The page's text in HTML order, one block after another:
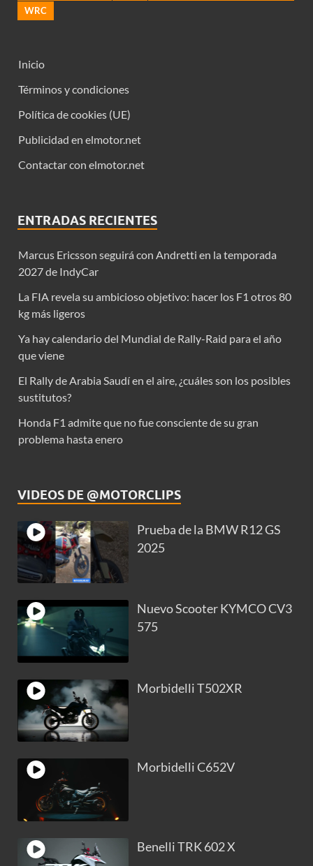
WRC
Inicio
Términos y condiciones
Política de cookies (UE)
Publicidad en elmotor.net
Contactar con elmotor.net
ENTRADAS RECIENTES
Marcus Ericsson seguirá con Andretti en la temporada
2027 de IndyCar
La FIA revela su ambicioso objetivo: hacer los F1 otros 80
kg más ligeros
Ya hay calendario del Mundial de Rally-Raid para el año
que viene
El Rally de Arabia Saudí en el aire, ¿cuáles son los posibles
sustitutos?
Honda F1 admite que no fue consciente de su gran
problema hasta enero
VIDEOS DE @MOTORCLIPS
Prueba de la BMW R12 GS
2025
Nuevo Scooter KYMCO CV3
575
Morbidelli T502XR
Morbidelli C652V
Benelli TRK 602 X